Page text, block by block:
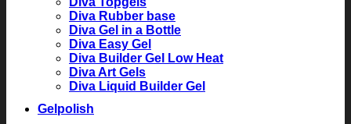
Diva Rubber base
Diva Gel in a Bottle
Diva Easy Gel
Diva Builder Gel Low Heat
Diva Art Gels
Diva Liquid Builder Gel
Gelpolish